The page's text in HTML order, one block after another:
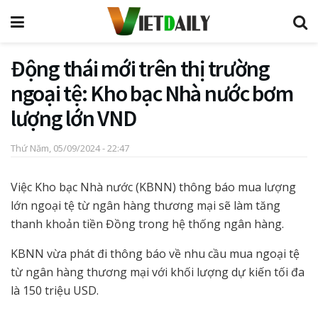
Động thái mới trên thị trường
ngoại tệ: Kho bạc Nhà nước bơm
lượng lớn VND
Thứ Năm, 05/09/2024 - 22:47
Việc Kho bạc Nhà nước (KBNN) thông báo mua lượng
lớn ngoại tệ từ ngân hàng thương mại sẽ làm tăng
thanh khoản tiền Đồng trong hệ thống ngân hàng.
KBNN vừa phát đi thông báo về nhu cầu mua ngoại tệ
từ ngân hàng thương mại với khối lượng dự kiến tối đa
là 150 triệu USD.